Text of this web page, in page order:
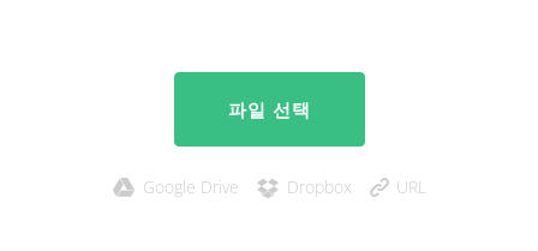
파일 선택
Google Drive Dropbox URL